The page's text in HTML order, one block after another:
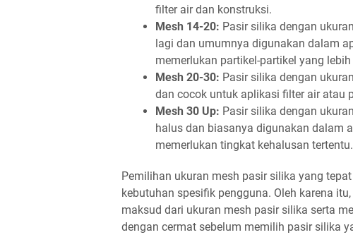
filter air dan konstruksi.
Mesh 14-20: Pasir silika dengan
lagi dan umumnya digunakan dalam
memerlukan partikel-partikel yang
Mesh 20-30: Pasir silika dengan
dan cocok untuk aplikasi filter air atau
Mesh 30 Up: Pasir silika dengan
halus dan biasanya digunakan dalam
memerlukan tingkat kehalusan tertentu.
Pemilihan ukuran mesh pasir silika yang
kebutuhan spesifik pengguna. Oleh karena
maksud dari ukuran mesh pasir silika serta
dengan cermat sebelum memilih pasir silika